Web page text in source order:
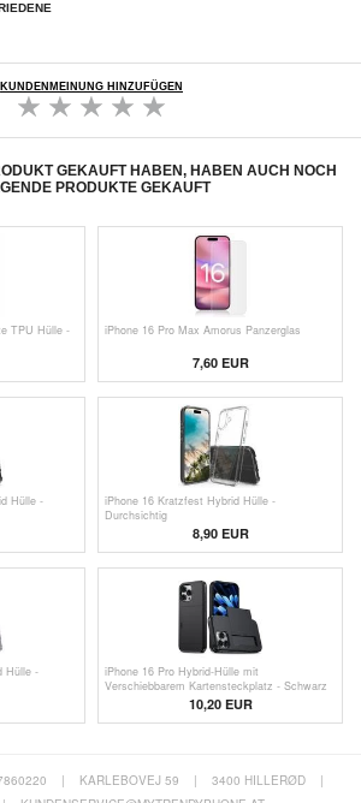
KUNDENMEINUNG HINZUFÜGEN
GEKAUFT HABEN, HABEN AUCH NOCH
PRODUKTE GEKAUFT
TPU Hülle -
iPhone 16 Pro Max Amorus Panzerglas
7,60 EUR
Hülle -
iPhone 16 Kratzfest Hybrid Hülle -
Durchsichtig
8,90 EUR
Hülle -
iPhone 16 Pro Hybrid-Hülle mit
Verschiebbarem Kartensteckplatz - Schwarz
10,20 EUR
| KARLEBOVEJ 59 | 3400 HILLERØD
|